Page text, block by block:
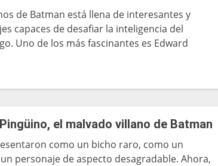
de Batman está llena de interesantes y
capaces de desafiar la inteligencia del
Uno de los más fascinantes es Edward
el malvado villano de Batman
como un bicho raro, como un
personaje de aspecto desagradable. Ahora,